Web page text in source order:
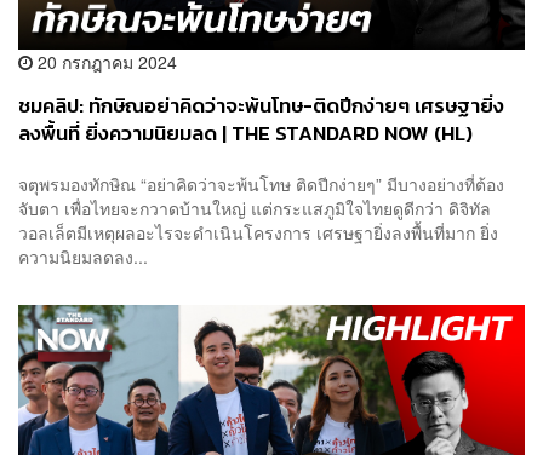
20 กรกฎาคม 2024
ชมคลิป: ทักษิณอย่าคิดว่าจะพ้นโทษ-ติดปีกง่ายๆ เศรษฐายิ่ง
ลงพื้นที่ ยิ่งความนิยมลด | THE STANDARD NOW (HL)
จตุพรมองทักษิณ “อย่าคิดว่าจะพ้นโทษ ติดปีกง่ายๆ” มีบางอย่างที่ต้อง
จับตา เพื่อไทยจะกวาดบ้านใหญ่ แต่กระแสภูมิใจไทยดูดีกว่า ดิจิทัล
วอลเล็ตมีเหตุผลอะไรจะดำเนินโครงการ เศรษฐายิ่งลงพื้นที่มาก ยิ่ง
ความนิยมลดลง...